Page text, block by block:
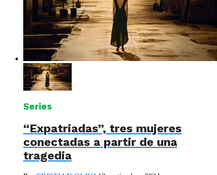
Series
“Expatriadas”, tres mujeres
conectadas a partir de una
tragedia